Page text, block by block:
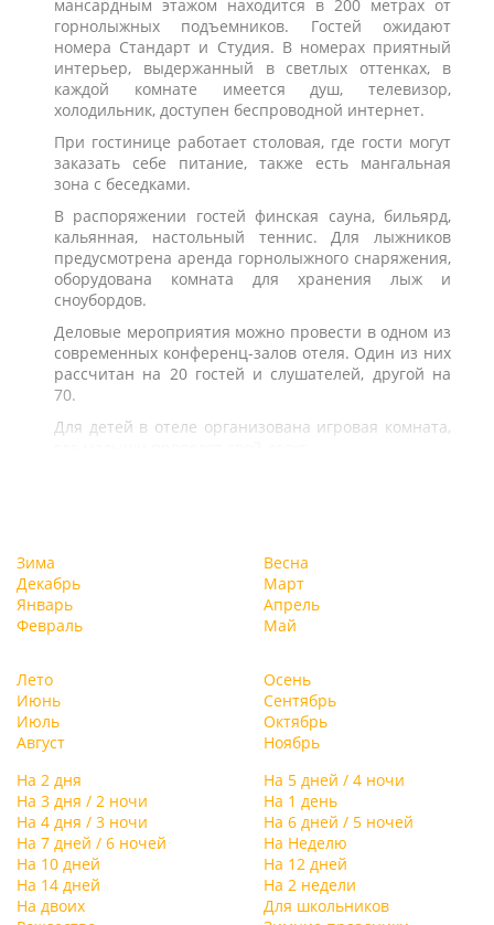
мансардным этажом находится в 200 метрах от
горнолыжных подъемников. Гостей ожидают
номера Стандарт и Студия. В номерах приятный
интерьер, выдержанный в светлых оттенках, в
каждой комнате имеется душ, телевизор,
холодильник, доступен беспроводной интернет.
При гостинице работает столовая, где гости могут
заказать себе питание, также есть мангальная
зона с беседками.
В распоряжении гостей финская сауна, бильярд,
кальянная, настольный теннис. Для лыжников
предусмотрена аренда горнолыжного снаряжения,
оборудована комната для хранения лыж и
сноубордов.
Деловые мероприятия можно провести в одном из
современных конференц-залов отеля. Один из них
рассчитан на 20 гостей и слушателей, другой на
70.
Для детей в отеле организована игровая комната,
Зима
Декабрь
Январь
Февраль
Весна
Март
Апрель
Май
Лето
Июнь
Июль
Август
Осень
Сентябрь
Октябрь
Ноябрь
На 2 дня
На 5 дней / 4 ночи
На 3 дня / 2 ночи
На 1 день
На 4 дня / 3 ночи
На 6 дней / 5 ночей
На 7 дней / 6 ночей
На Неделю
На 10 дней
На 12 дней
На 14 дней
На 2 недели
На двоих
Для школьников